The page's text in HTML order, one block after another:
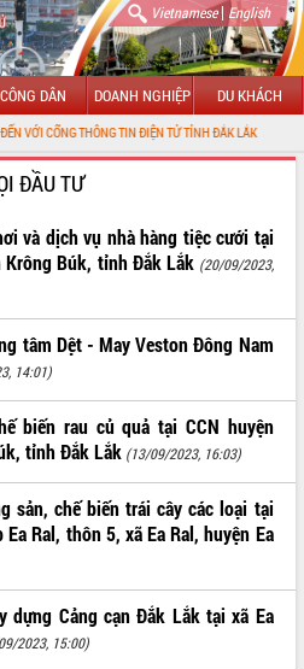
Vietnamese| English
CÔNG DÂN DOANH NGHIỆP DU KHÁCH
CỔNG THÔNG TIN ĐIỆN TỬ TỈNH ĐẮK LẮK
ĐẦU TƯ
và dịch vụ nhà hàng tiệc cưới tại
Búk, tỉnh Đắk Lắk (20/09/2023,
tâm Dệt - May Veston Đông Nam
14:01)
biến rau củ quả tại CCN huyện
tỉnh Đắk Lắk (13/09/2023, 16:03)
sản, chế biến trái cây các loại tại
Ral, thôn 5, xã Ea Ral, huyện Ea
dựng Cảng cạn Đắk Lắk tại xã Ea
2023, 15:00)